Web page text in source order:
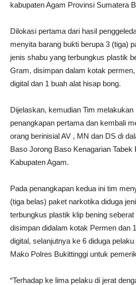
kabupaten Agam Provinsi Sumatera
Dilokasi pertama dari hasil
menyita barang bukti berupa 3 (tiga)
jenis shabu yang terbungkus plastik
Gram, disimpan dalam kotak
digital dan 1 buah alat hisap bong.
Dijelaskan, kemudian Tim melakukan
penangkapan pertama dan kembali
orang berinisial AV , MN dan DS di
Baso Jorong Baso Kenagarian
Kabupaten Agam.
Pada penangkapan kedua ini tim
(tiga belas) paket narkotika diduga
terbungkus plastik klip bening
disimpan didalam kotak Permen dan
digital, selanjutnya ke 6 diduga
Mako Polres Bukittinggi untuk
“Terhadap ke lima pelaku di jerat